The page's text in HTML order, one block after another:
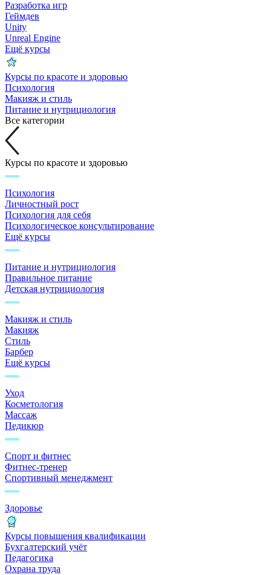
Разработка игр
Геймдев
Unity
Unreal Engine
Ещё курсы
Курсы по красоте и здоровью
Психология
Макияж и стиль
Питание и нутрициология
Все категории
Курсы по красоте и здоровью
Психология
Личностный рост
Психология для себя
Психологическое консультирование
Ещё курсы
Питание и нутрициология
Правильное питание
Детская нутрициология
Макияж и стиль
Макияж
Стиль
Барбер
Ещё курсы
Уход
Косметология
Массаж
Педикюр
Спорт и фитнес
Фитнес-тренер
Спортивный менеджмент
Здоровье
Курсы повышения квалификации
Бухгалтерский учёт
Педагогика
Охрана труда